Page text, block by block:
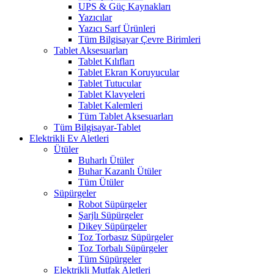
UPS & Güç Kaynakları
Yazıcılar
Yazıcı Sarf Ürünleri
Tüm Bilgisayar Çevre Birimleri
Tablet Aksesuarları
Tablet Kılıfları
Tablet Ekran Koruyucular
Tablet Tutucular
Tablet Klavyeleri
Tablet Kalemleri
Tüm Tablet Aksesuarları
Tüm Bilgisayar-Tablet
Elektrikli Ev Aletleri
Ütüler
Buharlı Ütüler
Buhar Kazanlı Ütüler
Tüm Ütüler
Süpürgeler
Robot Süpürgeler
Şarjlı Süpürgeler
Dikey Süpürgeler
Toz Torbasız Süpürgeler
Toz Torbalı Süpürgeler
Tüm Süpürgeler
Elektrikli Mutfak Aletleri